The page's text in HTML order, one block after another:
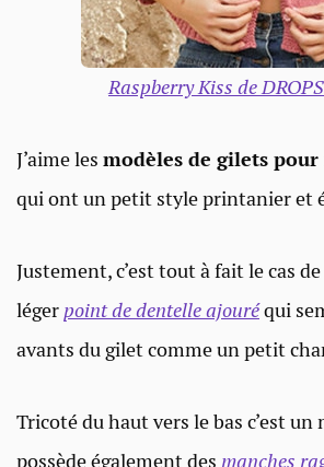
Raspberry Kiss de
J’aime les modèles de gilets
qui ont un petit style printanier et
Justement, c’est tout à fait le cas
léger point de dentelle ajouréqui
avants du gilet comme un petit
Tricoté du haut vers le bas c’est un
possède également des manches